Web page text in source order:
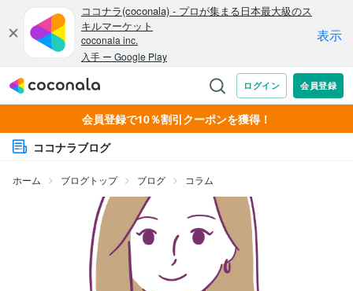
会員登録で10％割引クーポンを獲得！
ココナラブログ
ホーム ブログトップ ブログ コラム